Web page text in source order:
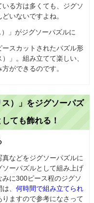
る方は多くても、ジグソ
いないですよね。
スカットされたパズル形
」。組み立てて楽しい、
ができるのです。
ス）」をジグソーパズ
ても飾れる！
などをジグソーパズルに
ーパズルとして組み上げ
に300ピース程のジグソ
、 何時間で組み立てられ
ますので参考になさって